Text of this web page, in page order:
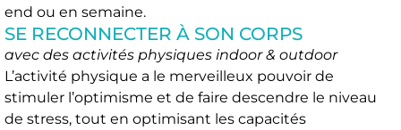
end ou en semaine.
SE RECONNECTER À SON CORPS
avec des activités physiques indoor & outdoor
L’activité physique a le merveilleux pouvoir de
stimuler l’optimisme et de faire descendre le niveau
de stress, tout en optimisant les capacités